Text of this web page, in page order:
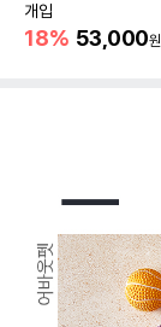
개입
18% 53,000원